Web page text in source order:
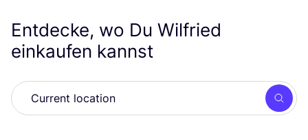
Entdecke, wo Du Wilfried
einkaufen kannst